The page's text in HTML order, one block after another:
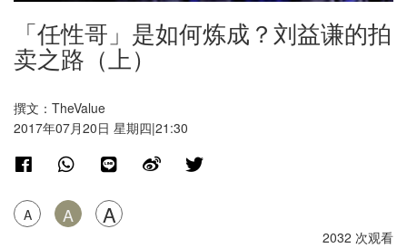
「任性哥」是如何炼成？刘益谦的拍
卖之路（上）
撰文：TheValue
2017年07月20日 星期四|21:30
A A A
2032 次观看